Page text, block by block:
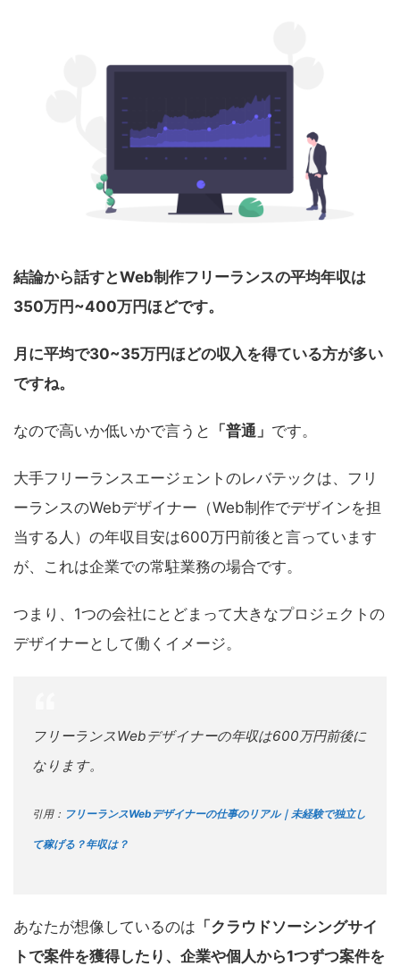
結論から話すとWeb制作フリーランスの平均年収は
350万円~400万円ほどです。
月に平均で30~35万円ほどの収入を得ている方が多い
ですね。
なので高いか低いかで言うと 「普通」 です。
大手フリーランスエージェントのレバテックは、フリ
ーランスのWebデザイナー（Web制作でデザインを担
当する人）の年収目安は600万円前後と言っています
が、これは企業での常駐業務の場合です。
つまり、1つの会社にとどまって大きなプロジェクトの
デザイナーとして働くイメージ。
フリーランスWebデザイナーの年収は600万円前後に
なります。
引用： フリーランスWebデザイナーの仕事のリアル｜未経験で独立し
て稼げる？年収は？
あなたが想像しているのは 「クラウドソーシングサイ
トで案件を獲得したり、企業や個人から1つずつ案件を